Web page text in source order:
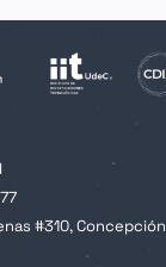
#310, Concepción